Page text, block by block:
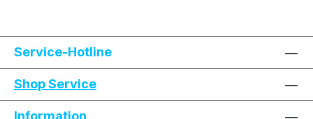
Service-Hotline
Shop Service
Text vergrößern Hochkontrastmodus
Farben invertieren
Niedrige Sättigung